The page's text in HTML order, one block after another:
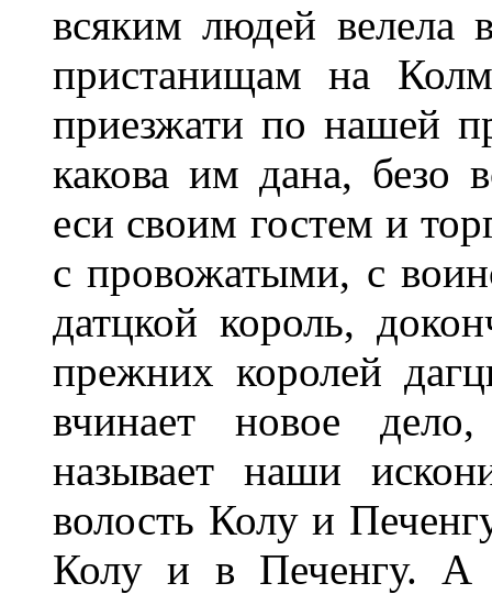
всяким людей велела
пристанищам на
приезжати по нашей
какова им дана, безо
еси своим гостем и
с провожатыми, с
датцкой король,
прежних королей
вчинает новое
называет наши
волость Колу и
Колу и в Печенгу. А